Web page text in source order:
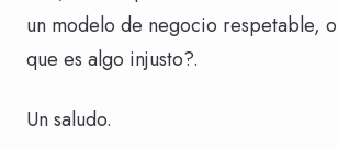
un modelo de negocio respetable,
que es algo injusto?.
Un saludo.